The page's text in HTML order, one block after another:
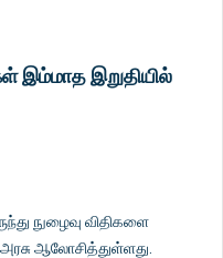
இம்மாத இறுதியில்
நுழைவு விதிகளை
ஆலோசித்துள்ளது.